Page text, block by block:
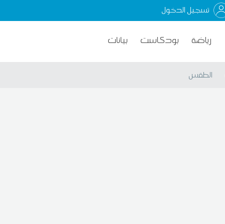
تسجيل الدخول
رياضة بودكاست بيانات
الطقس